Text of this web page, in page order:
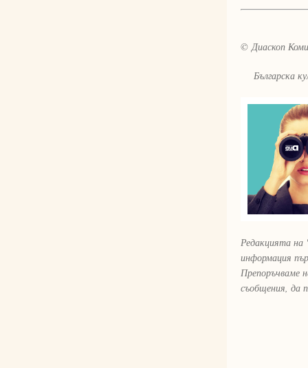
© Диаскоп
Българска
Редакцията на
информация
Препоръчваме
съобщения, да